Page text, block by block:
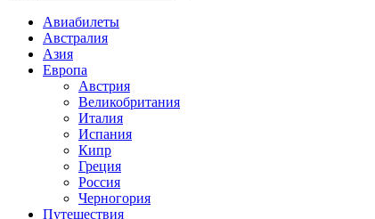
Авиабилеты
Австралия
Азия
Европа
Австрия
Великобритания
Италия
Испания
Кипр
Греция
Россия
Черногория
Путешествия